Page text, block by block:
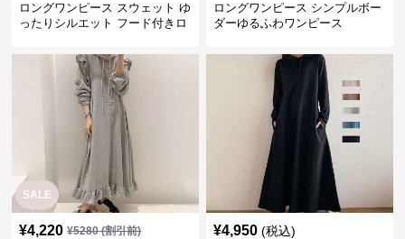
ロングワンピース スウェット ゆ
ったりシルエット フード付きロ
ロングワンピース シンプルボー
ダーゆるふわワンピース
SALE
¥4,220 ¥5280(割引前) ¥4,950 (税込)